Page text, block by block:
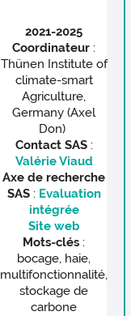
2021-2025
Coordinateur :
Thünen Institute of
climate-smart
Agriculture,
Germany (Axel
Don)
Contact SAS :
Valérie Viaud
Axe de recherche
SAS : Evaluation
intégrée
Site web
Mots-clés :
bocage, haie,
multifonctionnalité,
stockage de
carbone